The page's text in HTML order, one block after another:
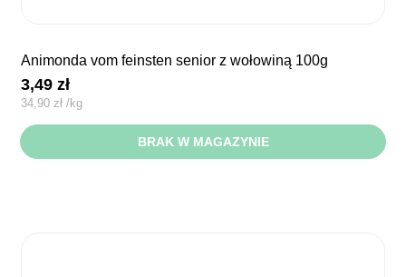
animonda vom feinsten senior z wołowiną 100g
3,49zł
34,90zł /kg
BRAK W MAGAZYNIE